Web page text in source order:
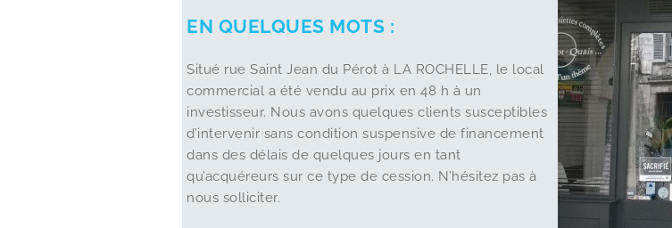
EN QUELQUES MOTS :
Situé rue Saint Jean du Pérot à LA ROCHELLE, le local
commercial a été vendu au prix en 48 h à un
investisseur. Nous avons quelques clients susceptibles
d’intervenir sans condition suspensive de financement
dans des délais de quelques jours en tant
qu’acquéreurs sur ce type de cession. N’hésitez pas à
nous solliciter.